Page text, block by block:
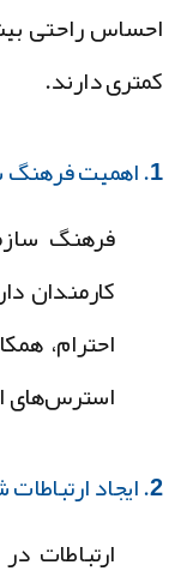
راحتی
دارند.
فرهنگ
کارمندان
احترام،
استرس‌های
ارتباطات